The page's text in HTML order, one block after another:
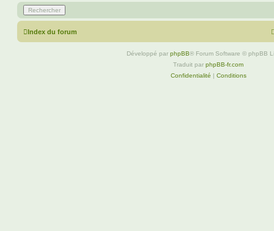
Index du forum
Développé par phpBB® Forum Software © phpBB
Traduit par phpBB-fr.com
Confidentialité | Conditions